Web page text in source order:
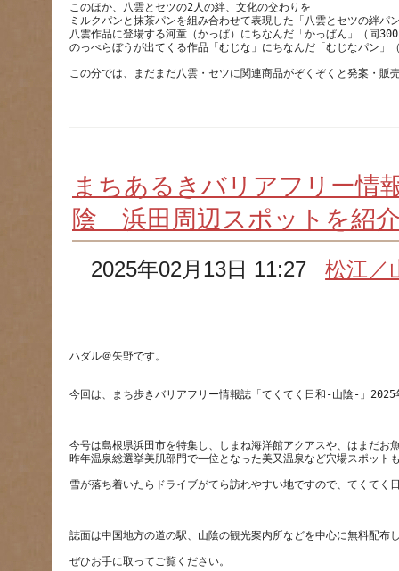
このほか、八雲とセツの2人の絆、文化の交わりを
ミルクパンと抹茶パンを組み合わせて表現した「八雲とセツの絆パ
八雲作品に登場する河童（かっぱ）にちなんだ「かっぱん」（同
まちあるきバリアフリー情
陰 浜田周辺スポットを紹
2025年02月13日 11:27松江／
今号は島根県浜田市を特集し、しまね海洋館アクアスや、はまだお